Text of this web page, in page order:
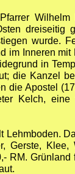
dreiseitig
wurde.
im Inneren
in
die Kanzel
die Apostel
Kelch, eine
Gerste,
RM.